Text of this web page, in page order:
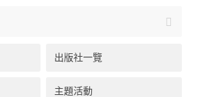
出版社一覽
主題活動